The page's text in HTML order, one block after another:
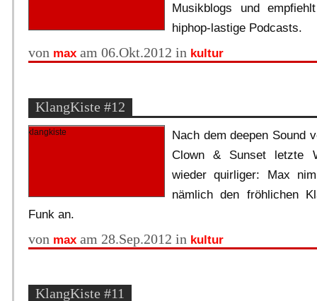
Musikblogs und
hiphop-lastige Podcasts.
von max am 06.Okt.2012 in kultur
KlangKiste #12
Nach dem deepen Sound
Clown & Sunset letzte
wieder quirliger: Max
nämlich den fröhlichen
Funk an.
von max am 28.Sep.2012 in kultur
KlangKiste #11